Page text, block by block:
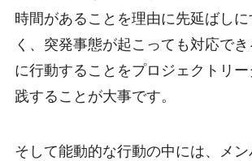
時間があることを理由に先延ばし
く、突発事態が起こっても対応で
に行動することをプロジェクトリ
践することが大事です。
そして能動的な行動の中には、メ